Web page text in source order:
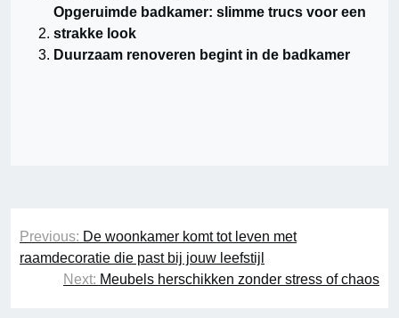
Opgeruimde badkamer: slimme trucs voor een
strakke look
Duurzaam renoveren begint in de badkamer
Berichtnavigatie
Previous: De woonkamer komt tot leven met
raamdecoratie die past bij jouw leefstijl
Next: Meubels herschikken zonder stress of chaos